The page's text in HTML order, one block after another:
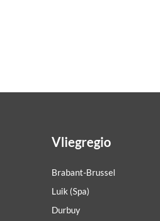
Vliegregio
Brabant-Brussel
Luik (Spa)
Durbuy